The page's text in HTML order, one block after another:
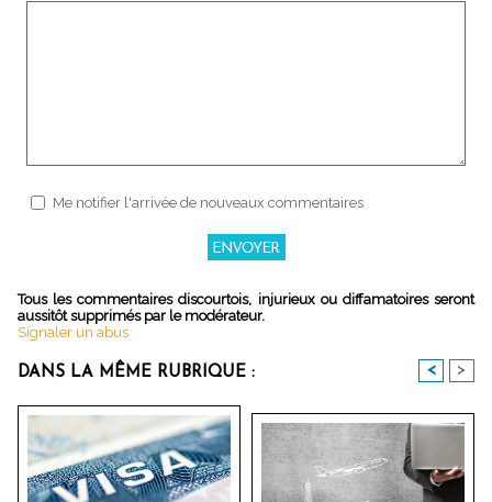
Me notifier l'arrivée de nouveaux commentaires
Tous les commentaires discourtois, injurieux ou diffamatoires seront
aussitôt supprimés par le modérateur.
Signaler un abus
DANS LA MÊME RUBRIQUE : < >